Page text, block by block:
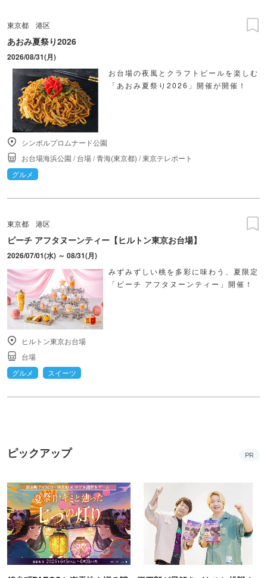
東京都 港区
あおみ夏祭り2026
2026/08/31(月)
お台場の夜風とクラフトビールを楽しむ
「あおみ夏祭り2026」開催が開催！
シンボルプロムナード公園
お台場海浜公園 /台場/青海(東京都) /東京テレポート
グルメ
東京都 港区
ピーチ アフタヌーンティー【ヒルトン東京お台場】
2026/07/01(水) ～ 08/31(月)
みずみずしい桃を多彩に味わう、夏限定
「ピーチ アフタヌーンティー」開催！
ヒルトン東京お台場
台場
グルメ
スイーツ
ピックアップ PR